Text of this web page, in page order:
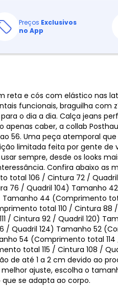
Preços Exclusivos
no App
reta e cós com elástico nas
funcionais, braguilha com
o dia a dia. Calça jeans
apenas caber, a collab
56. Uma peça atemporal
limitada feita por gente de
sempre, desde os looks
Confira abaixo as
total 106 / Cintura 72 /
76 / Quadril 104) Tamanho
Tamanho 44 (Comprimento
total 110 / Cintura 88 /
/ Cintura 92 / Quadril 120)
/ Quadril 124) Tamanho 52
54 (Comprimento total
total 115 / Cintura 108 /
de até 1 a 2 cm devido ao
ajuste, escolha o
se adapta ao corpo.